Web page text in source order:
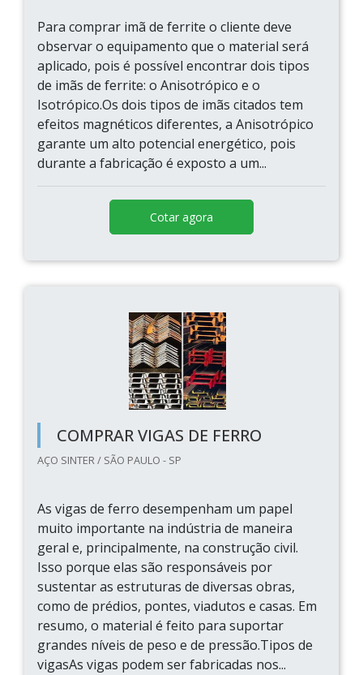
Para comprar imã de ferrite o cliente deve
observar o equipamento que o material será
aplicado, pois é possível encontrar dois tipos
de imãs de ferrite: o Anisotrópico e o
Isotrópico.Os dois tipos de imãs citados tem
efeitos magnéticos diferentes, a Anisotrópico
garante um alto potencial energético, pois
durante a fabricação é exposto a um...
Cotar agora
COMPRAR VIGAS DE FERRO
AÇO SINTER / SÃO PAULO - SP
As vigas de ferro desempenham um papel
muito importante na indústria de maneira
geral e, principalmente, na construção civil.
Isso porque elas são responsáveis por
sustentar as estruturas de diversas obras,
como de prédios, pontes, viadutos e casas. Em
resumo, o material é feito para suportar
grandes níveis de peso e de pressão.Tipos de
vigasAs vigas podem ser fabricadas nos...